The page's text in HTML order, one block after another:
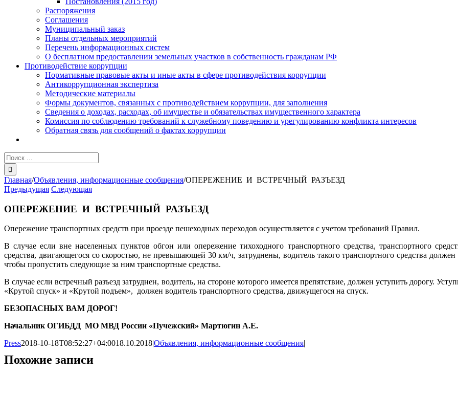
Распоряжения
Соглашения
Муниципальный заказ
Планы отдельных мероприятий
Перечень информационных систем
О бесплатном предоставлении земельных участков в собственность гражданам РФ
Противодействие коррупции
Нормативные правовые акты и иные акты в сфере противодействия коррупции
Антикоррупционная экспертиза
Методические материалы
Формы документов, связанных с противодействием коррупции, для заполнения
Сведения о доходах, расходах, об имуществе и обязательствах имущественного характера
Комиссия по соблюдению требований к служебному поведению и урегулированию конфликта интересов
Обратная связь для сообщений о фактах коррупции
Результат
поиска:
Главная/Объявления, информационные сообщения/ОПЕРЕЖЕНИЕ И ВСТРЕЧНЫЙ РАЗЪЕЗД
Предыдущая Следующая
ОПЕРЕЖЕНИЕ И ВСТРЕЧНЫЙ РАЗЪЕЗД
Опережение транспортных средств при проезде пешеходных переходов осуществляется с учетом требований Правил.
В случае если вне населенных пунктов обгон или опережение тихоходного транспортного средства, транспортного
средства, двигающегося со скоростью, не превышающей 30 км/ч, затруднены, водитель такого транспортного средства
чтобы пропустить следующие за ним транспортные средства.
В случае если встречный разъезд затруднен, водитель, на стороне которого имеется препятствие, должен уступить дорогу.
«Крутой спуск» и «Крутой подъем», должен водитель транспортного средства, движущегося на спуск.
БЕЗОПАСНЫХ ВАМ ДОРОГ!
Начальник ОГИБДД МО МВД России «Пучежский» Мартюгин А.Е.
Press2018-10-18T08:52:27+04:0018.10.2018|Объявления, информационные сообщения|
Похожие записи